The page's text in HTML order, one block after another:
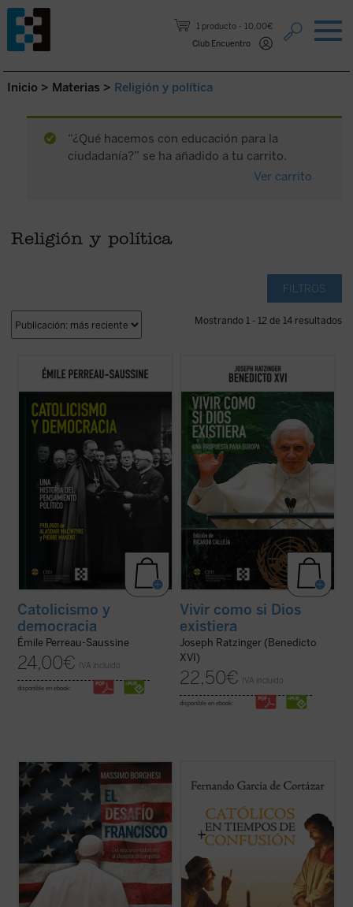
1 producto
10,00€
Club Encuentro
Saltar al contenido.
Inicio > Materias > Religión y política
“¿Qué hacemos con educación para la
ciudadanía?” se ha añadido a tu carrito.
Ver carrito
Religión y política
FILTROS
Mostrando 1 - 12 de 14 resultados
Catolicismo y democracia
evolución del pensamiento político católico
Iglesia respondió a la democracia liberal,
un sistema para el que no ... (ver ficha)
Catolicismo y
democracia
Émile Perreau-Saussine
24,00€ IVA incluido
disponible en ebook:
El propósito de este libro no es otro que
, tomando en serio lo que
tradición intelectual. Reúne textos de
Joseph Ratzinger/Benedicto XVI en torno a
un hilo conductor: su gran ...
(ver ficha)
Vivir como si Dios
existiera
Joseph Ratzinger (Benedicto
XVI)
22,50€ IVA incluido
disponible en ebook:
Borghesi analiza el drama interno que hoy
desgarra a la Iglesia —que transita entre el
neoconservadurismo y el «hospital de
campaña»—, sus orígenes y sus
protagonistas, y el riesgo de que pueda
conducir a un «cisma» ...
(ver ficha)
tiempos de confusión, el nuevo libro de
tradición cristiana vuelva a ser la
referencia que nos defina, de tal ...(ver
ficha)